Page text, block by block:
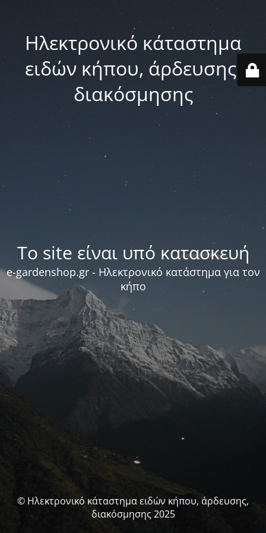
Ηλεκτρονικό κάταστημα
ειδών κήπου, άρδευσης,
διακόσμησης
Το site είναι υπό κατασκευή
e-gardenshop.gr - Ηλεκτρονικό κατάστημα για τον
κήπο
© Ηλεκτρονικό κάταστημα ειδών κήπου, άρδευσης,
διακόσμησης 2025